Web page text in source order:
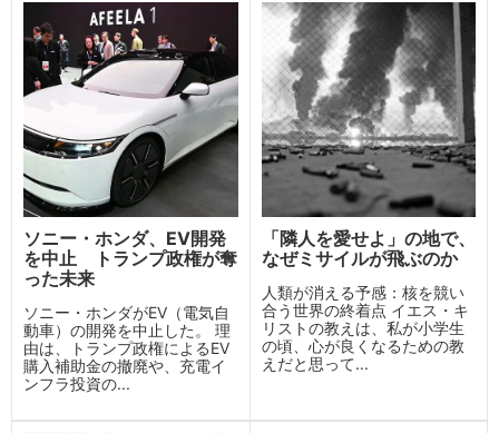
ソニー・ホンダ、EV開発
を中止 トランプ政権が奪
った未来
ソニー・ホンダがEV（電気自
動車）の開発を中止した。 理
由は、トランプ政権によるEV
購入補助金の撤廃や、充電イ
ンフラ投資の...
「隣人を愛せよ」の地で、
なぜミサイルが飛ぶのか
人類が消える予感：核を競い
合う世界の終着点 イエス・キ
リストの教えは、私が小学生
の頃、心が良くなるための教
えだと思って...